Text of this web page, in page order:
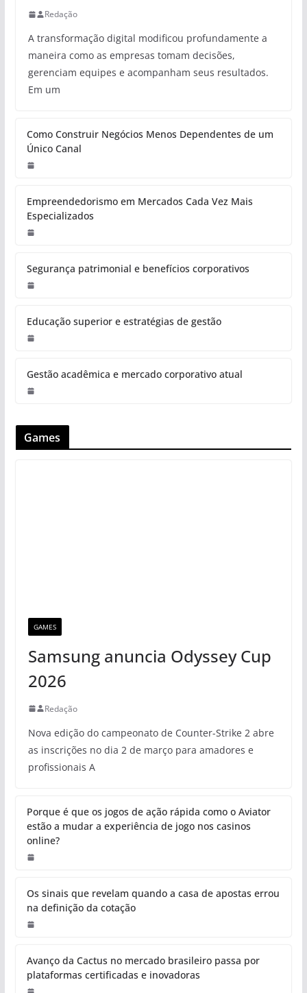
Redação
A transformação digital modificou profundamente a
maneira como as empresas tomam decisões,
gerenciam equipes e acompanham seus resultados.
Em um
Como Construir Negócios Menos Dependentes de um
Único Canal
Empreendedorismo em Mercados Cada Vez Mais
Especializados
Segurança patrimonial e benefícios corporativos
Educação superior e estratégias de gestão
Gestão acadêmica e mercado corporativo atual
Games
GAMES
Samsung anuncia Odyssey Cup
2026
Redação
Nova edição do campeonato de Counter-Strike 2 abre
as inscrições no dia 2 de março para amadores e
profissionais A
Porque é que os jogos de ação rápida como o Aviator
estão a mudar a experiência de jogo nos casinos
online?
Os sinais que revelam quando a casa de apostas errou
na definição da cotação
Avanço da Cactus no mercado brasileiro passa por
plataformas certificadas e inovadoras